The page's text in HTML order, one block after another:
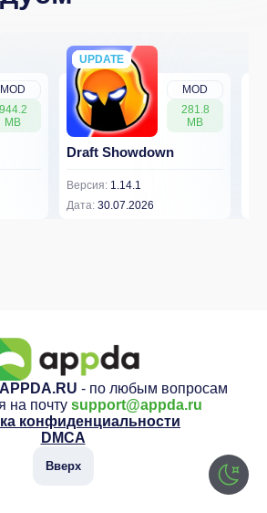
MOD
944.2
MB
MOD
281.8
MB
UPDATE
NEW
Draft Showdown
Версия: 1.14.1
Дата: 30.07.2026
- по любым вопросам
на почту support@appda.ru
конфиденциальности
DMCA
Вверх